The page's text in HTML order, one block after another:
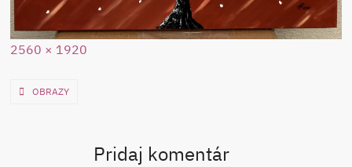
Full
2560 × 1920
Navigácia
OBRAZY
Pridaj komentár